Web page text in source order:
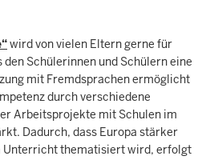
wird von vielen Eltern gerne für
Schülerinnen und Schülern eine
mit Fremdsprachen ermöglicht
durch verschiedene
Arbeitsprojekte mit Schulen im
Dadurch, dass Europa stärker
Unterricht thematisiert wird, erfolgt